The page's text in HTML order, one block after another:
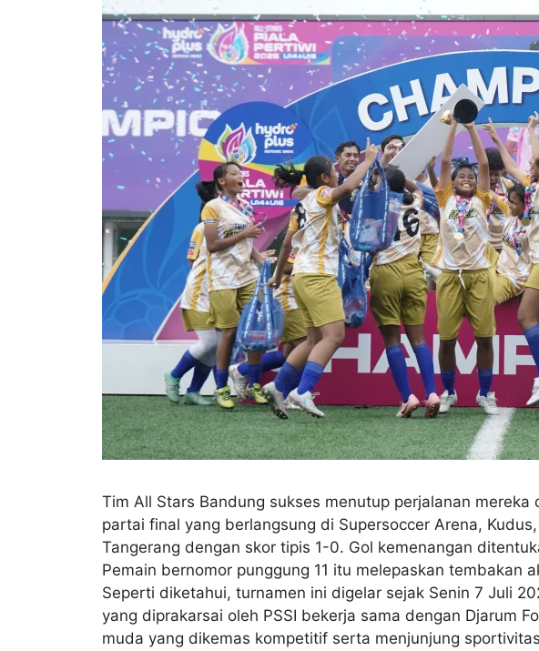
Tim All Stars Bandung sukses menutup perjalanan
partai final yang berlangsung di Supersoccer Arena,
Tangerang dengan skor tipis 1-0. Gol kemenangan
Pemain bernomor punggung 11 itu melepaskan
Seperti diketahui, turnamen ini digelar sejak Senin 7 Juli
yang diprakarsai oleh PSSI bekerja sama dengan Djarum
muda yang dikemas kompetitif serta menjunjung